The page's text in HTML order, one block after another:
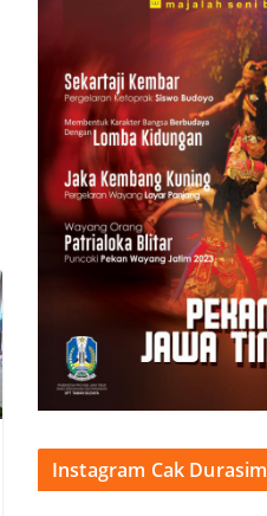
Instagram Cak Durasim